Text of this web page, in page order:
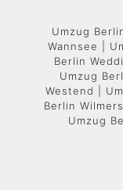
Umzug
Wannsee |
Berlin
Umzug
Westend |
Berlin
Umzug